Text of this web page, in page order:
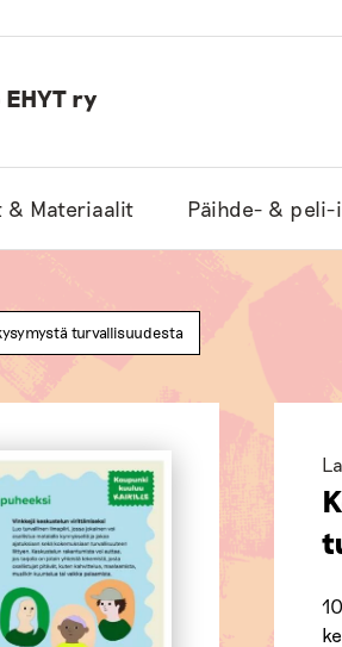
ry
& Materiaalit Päihde- &
turvallisuudesta